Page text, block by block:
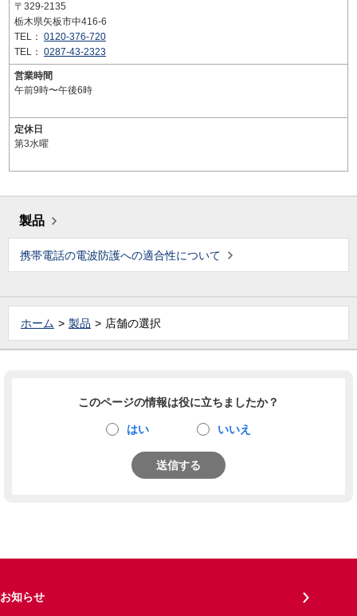
〒329-2135
栃木県矢板市中416-6
TEL： 0120-376-720
TEL： 0287-43-2323
営業時間
午前9時〜午後6時
定休日
第3水曜
製品
携帯電話の電波防護への適合性について
ホーム 製品 店舗の選択
このページの情報は役に立ちましたか？
はい いいえ
送信する
お知らせ